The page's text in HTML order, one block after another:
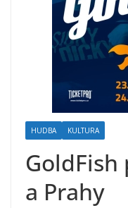
HUDBA KULTURA
a Prahy